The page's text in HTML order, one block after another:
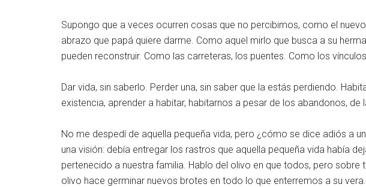
Supongo que a veces ocurren cosas que no percibimos, como el
abrazo que papá quiere darme. Como aquel mirlo que busca a su
pueden reconstruir. Como las carreteras, los puentes. Como los
Dar vida, sin saberlo. Perder una, sin saber que la estás perdiendo.
existencia, aprender a habitar, habitarnos a pesar de los abandonos,
No me despedí de aquella pequeña vida, pero ¿cómo se dice adiós a
una visión: debía entregar los rastros que aquella pequeña vida había
pertenecido a nuestra familia. Hablo del olivo en que todos, pero
olivo hace germinar nuevos brotes en todo lo que enterremos a su